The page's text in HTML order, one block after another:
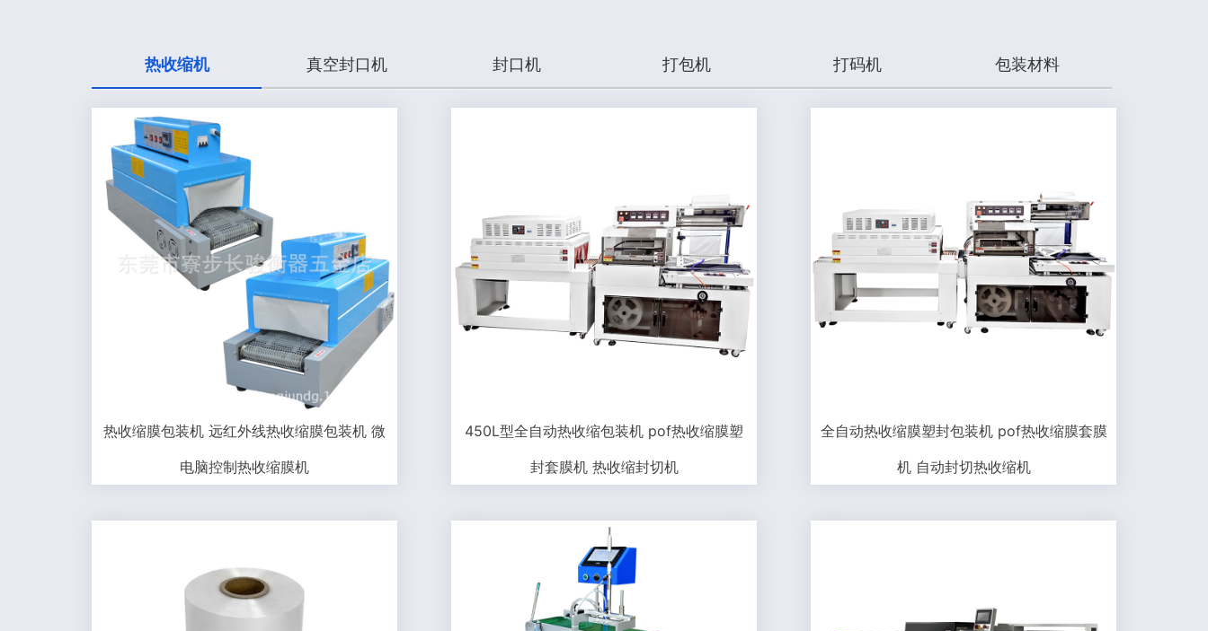
热收缩机 真空封口机 封口机 打包机 打码机 包装材料
热收缩膜包装机 远红外线热收缩膜包装机 微
电脑控制热收缩膜机
450L型全自动热收缩包装机 pof热收缩膜塑
封套膜机 热收缩封切机
全自动热收缩膜塑封包装机 pof热收缩膜套膜
机 自动封切热收缩机